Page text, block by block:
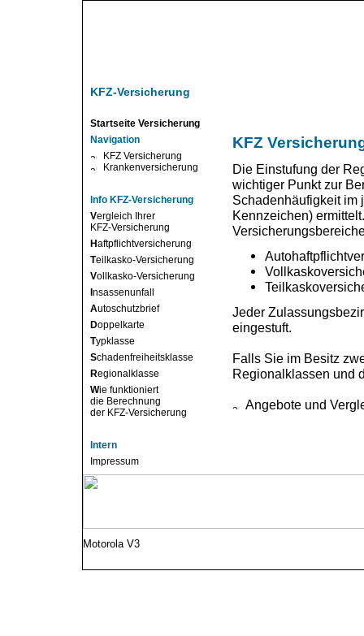
KFZ-Versicherung
Startseite Versicherung
Navigation
KFZ Versicherung
Krankenversicherung
Info KFZ-Versicherung
Vergleich Ihrer
KFZ-Versicherung
Haftpflichtversicherung
Teilkasko-Versicherung
Vollkasko-Versicherung
nsassenunfall
Autoschutzbrief
Doppelkarte
Typklasse
Schadenfreiheitsklasse
Regionalklasse
Wie funktioniert
die Berechnung
der KFZ-Versicherung
Intern
Impressum
KFZ
Die Einstufung der
wichtiger Punkt zur
Schadenhäufigkeit im
Kennzeichen)
Jeder
eingestuft.
Falls Sie im Besitz
Regionalklassen und
Angebote und
Motorola V3